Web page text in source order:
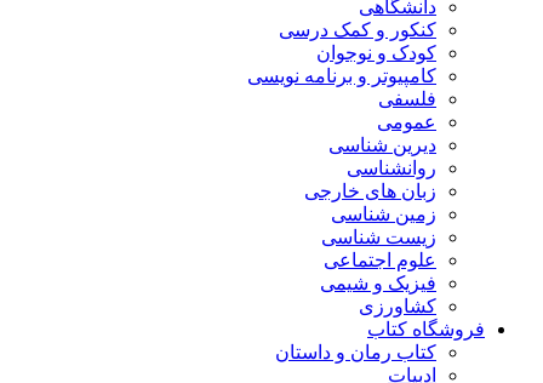
دانشگاهی
کنکور و کمک‌ درسی
کودک و نوجوان
کامپیوتر و برنامه نویسی
فلسفی
عمومی
دیرین شناسی
روانشناسی
زبان های خارجی
زمین شناسی
زیست شناسی
علوم اجتماعی
فیزیک و شیمی
کشاورزی
فروشگاه کتاب
کتاب رمان و داستان
ادبیات